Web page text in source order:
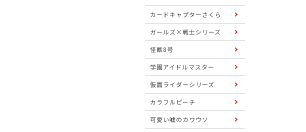
カードキャプターさくら
ガールズ×戦士シリーズ
怪獣8号
学園アイドルマスター
仮面ライダーシリーズ
カラフルピーチ
可愛い嘘のカワウソ